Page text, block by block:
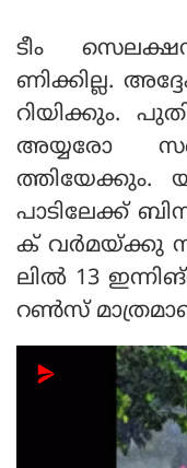
ടീം
ണിക്കില്ല.
റിയിക്കും.
അയ്യരോ
ത്തിയേക്കും.
പാടിലേക്ക്
ക് വർമയ്ക്കു
ലിൽ 13
റൺസ്